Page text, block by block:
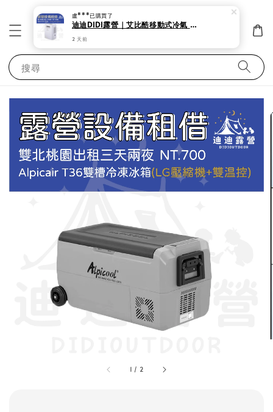
搜尋
1 / 2
盧***已購買了
迪迪DIDI露營｜艾比酷移動式冷氣 露營 帳蓬出租 夏天必備 艾比酷移動式冷氣 低瓦數。
2 天前